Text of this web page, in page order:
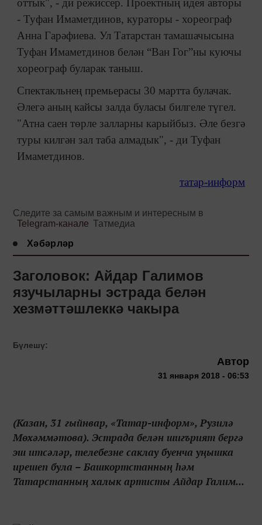
- Туфан Имаметдинов, кураторы - хореограф
Анна Гарәфиева. Ул Татарстан тамашачысына
Туфан Имаметдинов белән “Ван Гог”ны куючы
хореограф буларак таныш.
Спектакльнең премьерасы 30 мартта булачак.
Әлегә аның кайсы залда буласы билгеле түгел.
"Атна саен төрле залларны карыйбыз. Әле безгә
туры килгән зал таба алмадык", - ди Туфан
Имаметдинов.
татар-информ
Следите за самым важным и интересным в
Telegram-канале Татмедиа
Хәбәрләр
Заголовок: Айдар Галимов
язучыларны эстрада белән
хезмәттәшлеккә чакыра
Бүлешү:
Автор
31 января 2018 - 06:53
(Казан, 31 гыйнвар, «Татар-информ», Рузилә
Мөхәммәтова). Эстрада белән шигърият бергә
эш итсәләр, телебезне саклау буенча уңышка
ирешеп була – Башкортстанның һәм
Татарстанның халык артисты Айдар Галим...